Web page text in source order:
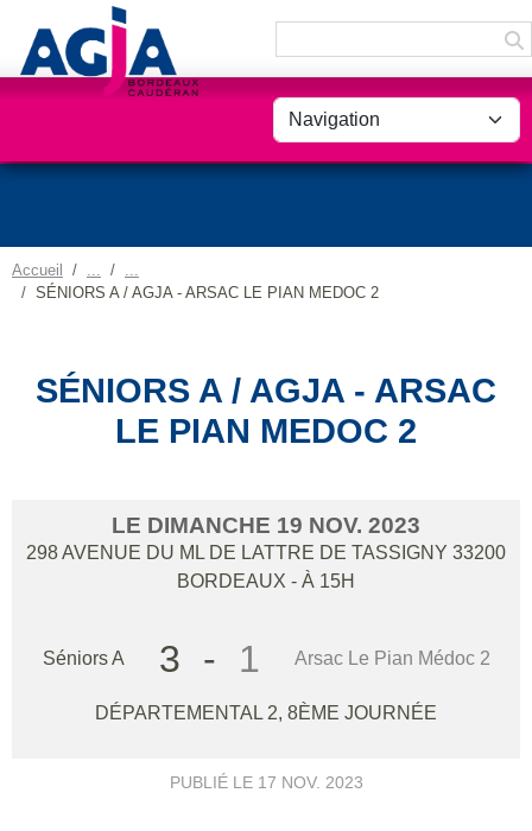
Accueil
SÉNIORS A / AGJA - ARSAC LE PIAN MEDOC 2
SÉNIORS A / AGJA - ARSAC
LE PIAN MEDOC 2
LE DIMANCHE 19 NOV. 2023
298 AVENUE DU ML DE LATTRE DE TASSIGNY 33200
BORDEAUX - À 15H
Séniors A 3 - 1 Arsac Le Pian Médoc 2
DÉPARTEMENTAL 2, 8ÈME JOURNÉE
PUBLIÉ LE 17 NOV. 2023
Panneau de gestion des cookies